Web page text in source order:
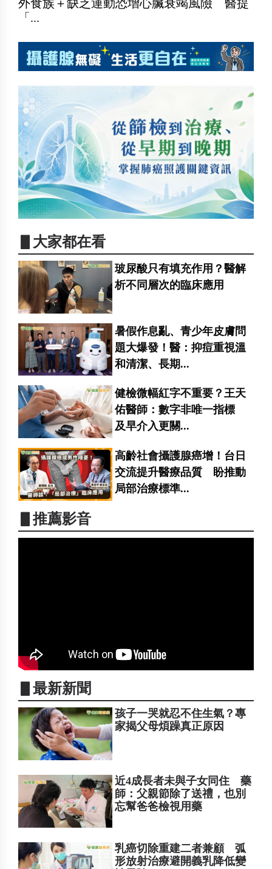
外食族＋缺乏運動恐增心臟衰竭風險 醫提
「...
▋大家都在看
玻尿酸只有填充作用？醫解
析不同層次的臨床應用
暑假作息亂、青少年皮膚問
題大爆發！醫：抑痘重視溫
和清潔、長期...
健檢微幅紅字不重要？王天
佑醫師：數字非唯一指標
及早介入更關...
高齡社會攝護腺癌增！台日
交流提升醫療品質 盼推動
局部治療標準...
▋推薦影音
▋最新新聞
孩子一哭就忍不住生氣？專
家揭父母煩躁真正原因
近4成長者未與子女同住 藥
師：父親節除了送禮，也別
忘幫爸爸檢視用藥
乳癌切除重建二者兼顧 弧
形放射治療避開義乳降低變